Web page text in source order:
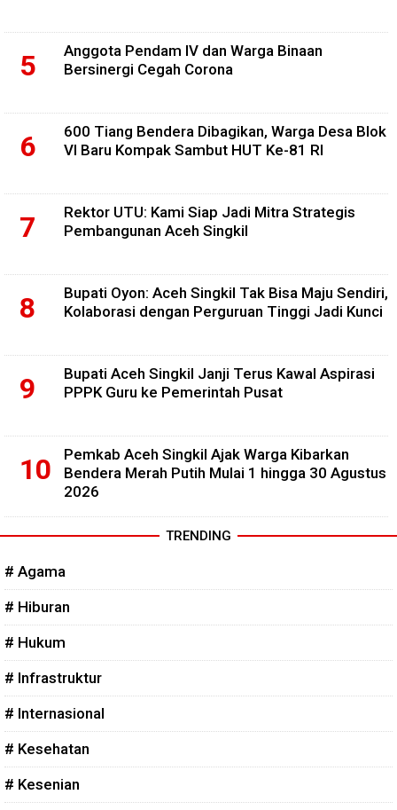
Anggota Pendam IV dan Warga Binaan
Bersinergi Cegah Corona
600 Tiang Bendera Dibagikan, Warga Desa Blok
VI Baru Kompak Sambut HUT Ke-81 RI
Rektor UTU: Kami Siap Jadi Mitra Strategis
Pembangunan Aceh Singkil
Bupati Oyon: Aceh Singkil Tak Bisa Maju Sendiri,
Kolaborasi dengan Perguruan Tinggi Jadi Kunci
Bupati Aceh Singkil Janji Terus Kawal Aspirasi
PPPK Guru ke Pemerintah Pusat
Pemkab Aceh Singkil Ajak Warga Kibarkan
Bendera Merah Putih Mulai 1 hingga 30 Agustus
2026
TRENDING
# Agama
# Hiburan
# Hukum
# Infrastruktur
# Internasional
# Kesehatan
# Kesenian